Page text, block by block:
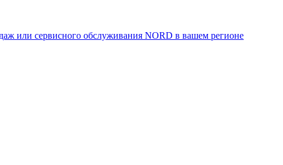
или сервисного обслуживания NORD в вашем регионе